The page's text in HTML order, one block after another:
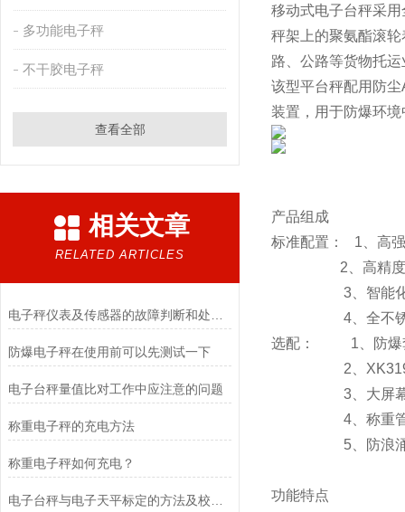
多功能电子秤
不干胶电子秤
查看全部
相关文章
RELATED ARTICLES
防爆电子秤在使用前可以先测试一下
电子台秤量值比对工作中应注意的问题
称重电子秤的充电方法
称重电子秤如何充电？
移动式电子台秤采
秤架上的聚氨酯滚
路、公路等货物托
该型平台秤配用防
装置，用于防爆环
产品组成
标准配置： 1、高
2、高精度悬臂
3、智能化交
4、全不锈钢
选配： 1、防爆套
2、XK3190-
3、大屏幕显示
4、称重管
5、防浪涌电源
功能特点